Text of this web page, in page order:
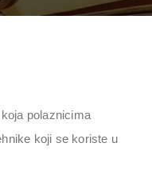
polaznicima
koji se koriste u